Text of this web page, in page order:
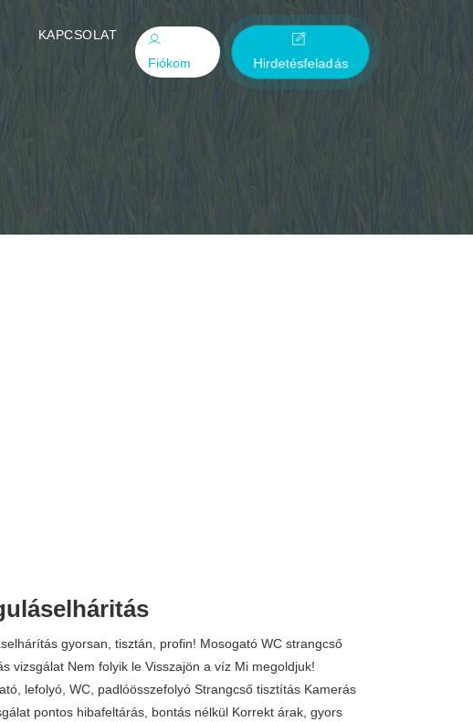
KAPCSOLAT
Fiókom
Hirdetésfeladás
gyorsan, tisztán, profin! Mosogató WC strangcső
vizsgálat Nem folyik le Visszajön a víz Mi megoldjuk!
lefolyó, WC, padlóösszefolyó Strangcső tisztítás Kamerás
pontos hibafeltárás, bontás nélkül Korrekt árak, gyors